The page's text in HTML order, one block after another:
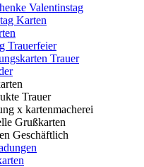
Valentinstag
Karten
Trauerfeier
Trauer
Trauer
x kartenmacherei
Grußkarten
Geschäftlich